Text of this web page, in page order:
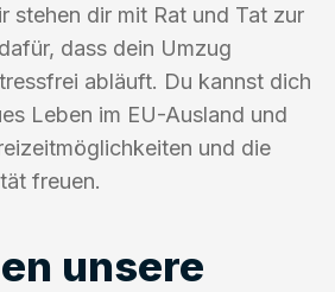
stehen dir mit Rat und Tat zur
dass dein Umzug
abläuft. Du kannst dich
Leben im EU-Ausland und
und die
freuen.
unsere